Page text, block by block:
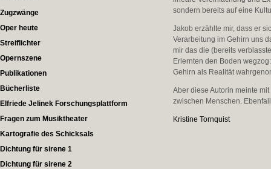
Zugzwänge
Oper heute
Streiflichter
Opernszene
Publikationen
Bücherliste
Elfriede Jelinek Forschungsplattform
Fragen zum Musiktheater
Kartografie des Schicksals
Dichtung für sirene 1
Dichtung für sirene 2
sondern bereits auf eine
Jakob erzählte mir, dass er
Verarbeitung im Gehirn uns
mir das die (bereits
Erlernten den Boden
Gehirn als Realität
Aber diese Autorin meinte
zwischen Menschen.
Kristine Tornquist